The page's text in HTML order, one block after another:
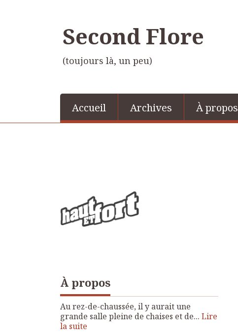
Second Flore
(toujours là, un peu)
Accueil Archives À propos
À propos
Au rez-de-chaussée, il y aurait une
grande salle pleine de chaises et de... Lire
la suite